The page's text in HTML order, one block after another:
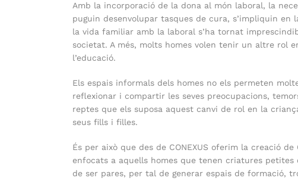
Amb la incorporació de la dona al món laboral, la
puguin desenvolupar tasques de cura, s’impliquin en
la vida familiar amb la laboral s’ha tornat
societat. A més, molts homes volen tenir un altre rol
l’educació.
Els espais informals dels homes no els permeten
reflexionar i compartir les seves preocupacions,
reptes que els suposa aquest canvi de rol en la
seus fills i filles.
És per això que des de CONEXUS oferim la creació de
enfocats a aquells homes que tenen criatures
de ser pares, per tal de generar espais de formació,